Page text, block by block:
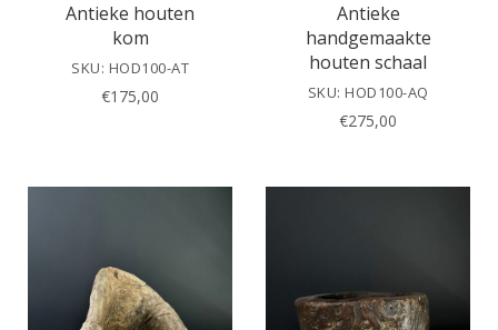
Antieke houten
kom
SKU: HOD100-AT
€175,00
Antieke
handgemaakte
houten schaal
SKU: HOD100-AQ
€275,00